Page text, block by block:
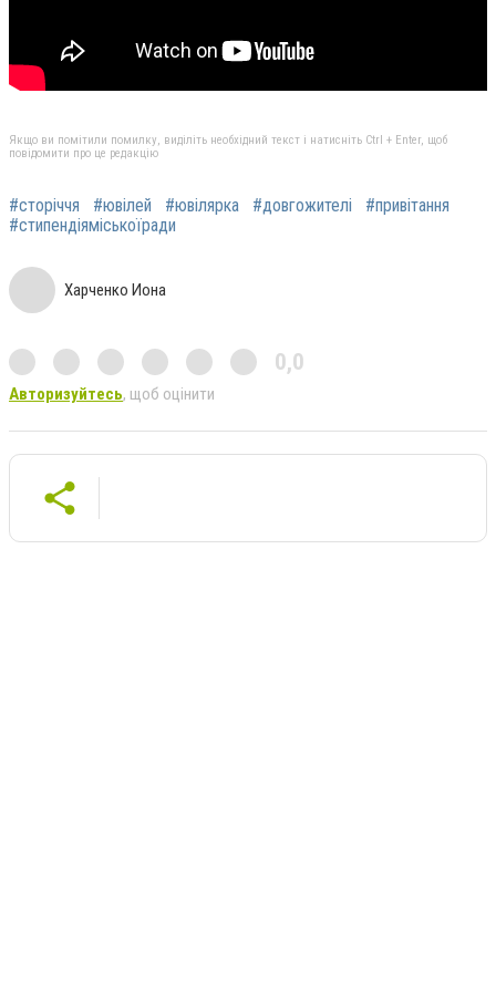
Якщо ви помітили помилку, виділіть необхідний текст і натисніть Ctrl + Enter, щоб
повідомити про це редакцію
#сторіччя #ювілей #ювілярка #довгожителі
#привітання
#стипендіяміськоїради
Харченко Иона
0,0
Авторизуйтесь, щоб оцінити